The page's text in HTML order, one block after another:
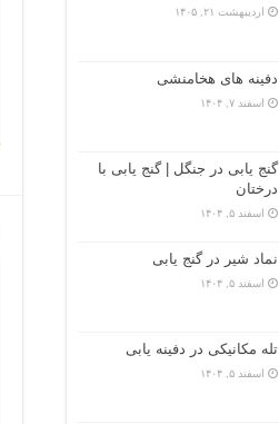
اردیبهشت ۲۱, ۱۴۰۵
دفینه های هخامنشی
اسفند ۷, ۱۴۰۴
گنج یابی در جنگل | گنج یابی با
درختان
اسفند ۵, ۱۴۰۴
نماد شیر در گنج یابی
اسفند ۵, ۱۴۰۴
تله مکانیکی در دفینه یابی
اسفند ۵, ۱۴۰۴